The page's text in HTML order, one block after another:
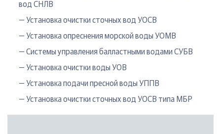
вод СНЛВ
— Установка очистки сточных вод УОСВ
— Установка опреснения морской воды УОМВ
— Системы управления балластными водами СУБВ
— Установка очистки воды УОВ
— Установка подачи пресной воды УППВ
— Установка очистки сточных вод УОСВ типа МБР